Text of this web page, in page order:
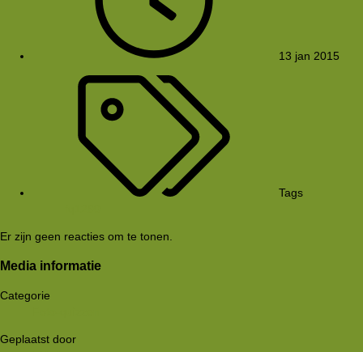
13 jan 2015
Tags
Er zijn geen reacties om te tonen.
Media informatie
Categorie
Geplaatst door